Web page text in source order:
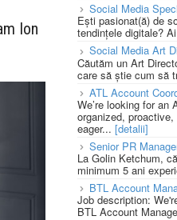
Ion
Social Media
Ești pasionat(ă) de
tendințele digitale?
Social Media Art
Căutăm un Art
care să știe cum să
ATL Account
We’re looking for an
organized,
eager... [detalii]
Senior PR
La Golin Ketchum,
minimum 5 ani
BTL Account
Job description:
BTL Account